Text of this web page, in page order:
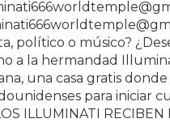
político o músico?
a la hermandad
una casa gratis
para iniciar
ILLUMINATI